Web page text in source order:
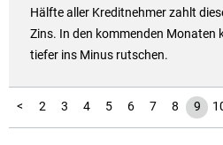
Hälfte aller Kreditnehmer zahlt
Zins. In den kommenden Monaten
tiefer ins Minus rutschen.
<
1 2 3 4 5 6 7 8 9